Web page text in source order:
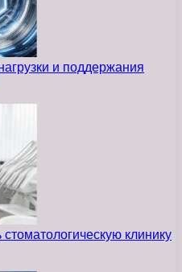
и поддержания
клинику